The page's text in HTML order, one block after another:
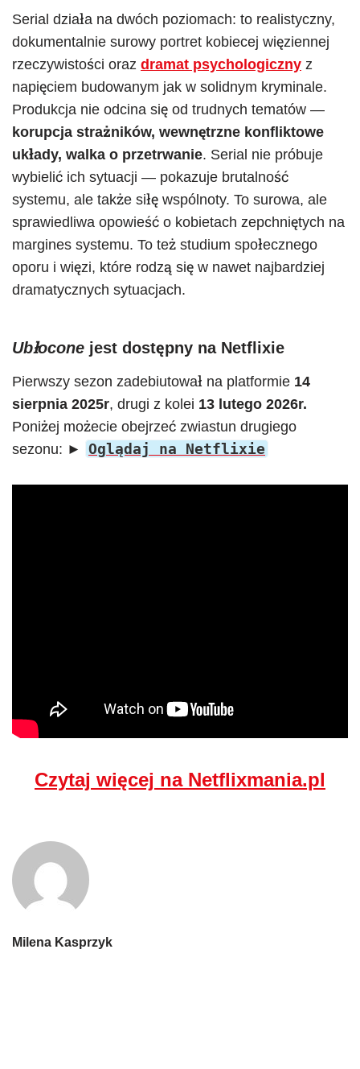
Serial działa na dwóch poziomach: to realistyczny,
dokumentalnie surowy portret kobiecej więziennej
rzeczywistości oraz dramat psychologiczny z
napięciem budowanym jak w solidnym kryminale.
Produkcja nie odcina się od trudnych tematów —
korupcja strażników, wewnętrzne konfliktowe
układy, walka o przetrwanie. Serial nie próbuje
wybielić ich sytuacji — pokazuje brutalność
systemu, ale także siłę wspólnoty. To surowa, ale
sprawiedliwa opowieść o kobietach zepchniętych na
margines systemu. To też studium społecznego
oporu i więzi, które rodzą się w nawet najbardziej
dramatycznych sytuacjach.
Ubłocone jest dostępny na Netflixie
Pierwszy sezon zadebiutował na platformie 14
sierpnia 2025r, drugi z kolei 13 lutego 2026r.
Poniżej możecie obejrzeć zwiastun drugiego
sezonu: ►
Oglądaj na Netflixie
Czytaj więcej na Netflixmania.pl
Milena Kasprzyk